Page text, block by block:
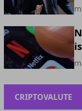
CRIPTOVALUTE